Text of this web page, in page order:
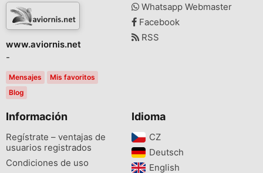
www.aviornis.net
-
Mensajes
Mis favoritos
Blog
Whatsapp Webmaster
Facebook
RSS
Información
Regístrate – ventajas de
usuarios registrados
Condiciones de uso
Idioma
CZ‎
Deutsch‎
English‎